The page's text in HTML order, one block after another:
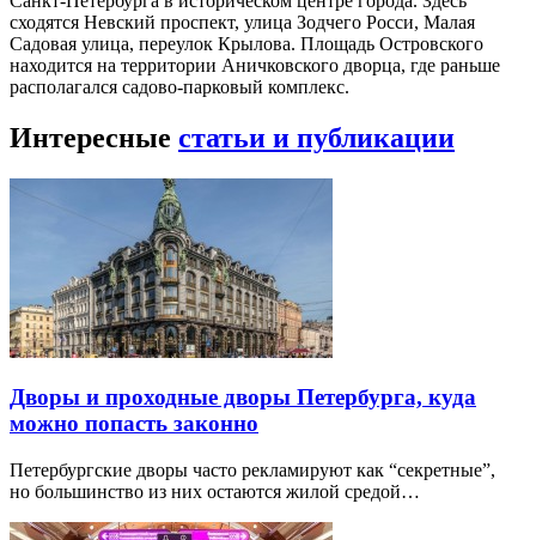
сходятся Невский проспект, улица Зодчего Росси, Малая
Садовая улица, переулок Крылова. Площадь Островского
находится на территории Аничковского дворца, где раньше
располагался садово-парковый комплекс.
Интересные статьи и публикации
Дворы и проходные дворы Петербурга, куда
можно попасть законно
Петербургские дворы часто рекламируют как “секретные”,
но большинство из них остаются жилой средой…